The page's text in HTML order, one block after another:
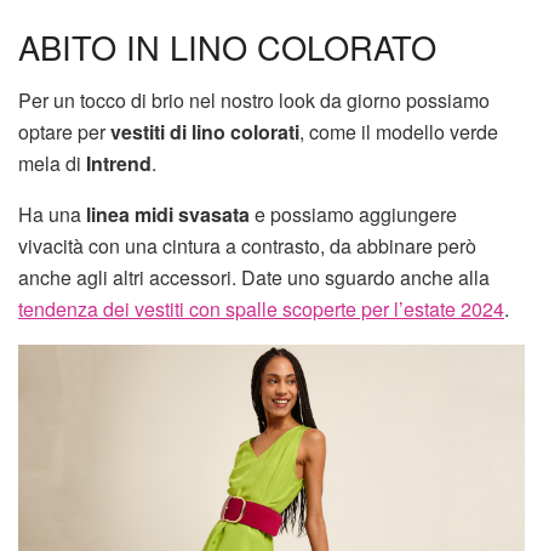
ABITO IN LINO COLORATO
Per un tocco di brio nel nostro look da giorno possiamo
optare pervestiti di lino colorati, come il modello verde
mela di Intrend.
Ha una linea midi svasatae possiamo aggiungere
vivacità con una cintura a contrasto, da abbinare però
anche agli altri accessori. Date uno sguardo anche alla
tendenza dei vestiti con spalle scoperte per l’estate 2024.